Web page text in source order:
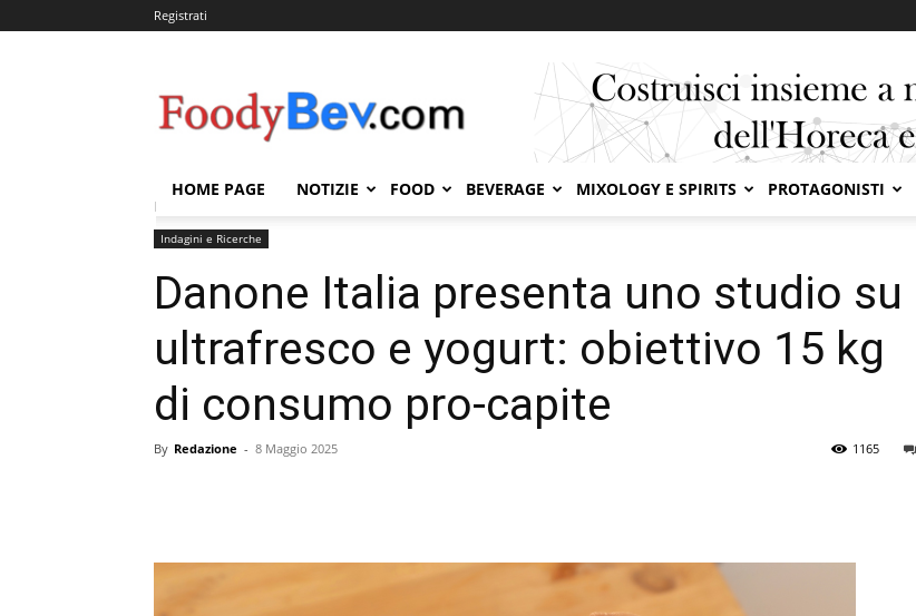
Registrati
HOME PAGE NOTIZIE FOOD BEVERAGE MIXOLOGY E SPIRITS PROTAGONISTI
Home
Indagini e Ricerche
Danone Italia presenta uno studio su
ultrafresco e yogurt: obiettivo 15 kg
di consumo pro-capite
By Redazione - 8 Maggio 2025 1165